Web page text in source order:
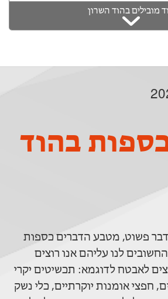
מובילים בהוד השרון
בהוד
פשוט, מטבע הדברים כספות
לנו עליהם אנו רוצים
לאבטח לדוגמא: תכשיטים יקרי
חפצי אומנות יוקרתיים, כלי נשק